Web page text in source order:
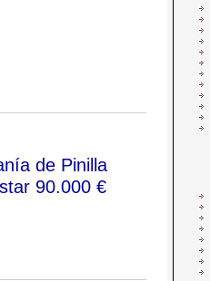
de Pinilla
90.000 €